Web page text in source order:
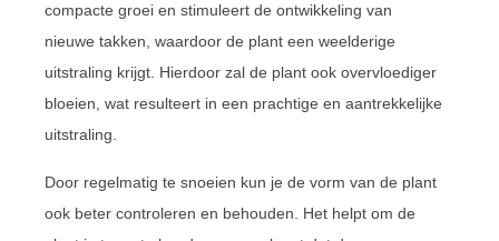
compacte groei en stimuleert de ontwikkeling van
nieuwe takken, waardoor de plant een weelderige
uitstraling krijgt. Hierdoor zal de plant ook overvloediger
bloeien, wat resulteert in een prachtige en aantrekkelijke
uitstraling.
Door regelmatig te snoeien kun je de vorm van de plant
ook beter controleren en behouden. Het helpt om de